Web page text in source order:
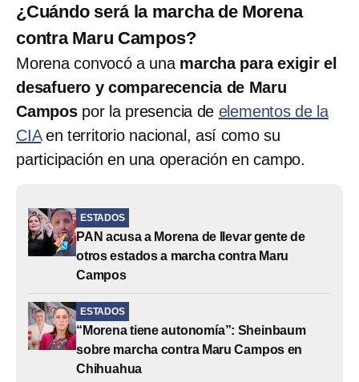
¿Cuándo será la marcha de Morena
contra Maru Campos?
Morena convocó a unamarcha para exigir el
desafuero y comparecencia de Maru
Campospor la presencia de elementos de la
CIAen territorio nacional, así como su
participación en una operación en campo.
ESTADOS
PAN acusa a Morena de llevar gente de
otros estados a marcha contra Maru
Campos
ESTADOS
“Morena tiene autonomía”: Sheinbaum
sobre marcha contra Maru Campos en
Chihuahua